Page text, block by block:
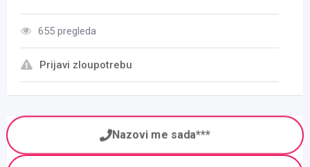
655 pregleda
Prijavi zloupotrebu
Nazovi me sada***